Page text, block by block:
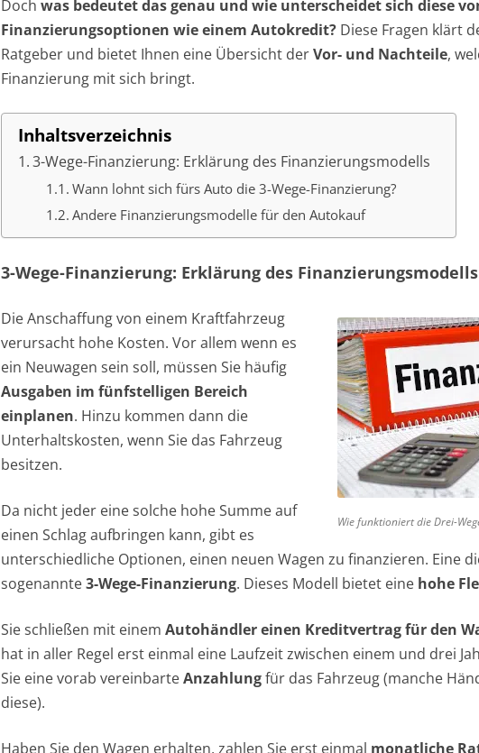
Doch was bedeutet das genau und wie unterscheidet sich diese
Finanzierungsoptionen wie einem Autokredit? Diese Fragen klärt
Ratgeber und bietet Ihnen eine Übersicht derVor- und Nachteile,
Finanzierung mit sich bringt.
Inhaltsverzeichnis
3-Wege-Finanzierung: Erklärung des Finanzierungsmodells
Wann lohnt sich fürs Auto die 3-Wege-Finanzierung?
Andere Finanzierungsmodelle für den Autokauf
3-Wege-Finanzierung: Erklärung des Finanzierungsmodells
Wie funktioniert die Drei-
Die Anschaffung von einem Kraftfahrzeug
verursacht hohe Kosten. Vor allem wenn es
ein Neuwagen sein soll, müssen Sie häufig
Ausgaben im fünfstelligen Bereich
einplanen. Hinzu kommen dann die
Unterhaltskosten, wenn Sie das Fahrzeug
besitzen.
Da nicht jeder eine solche hohe Summe auf
einen Schlag aufbringen kann, gibt es
unterschiedliche Optionen, einen neuen Wagen zu finanzieren. Eine
sogenannte3-Wege-Finanzierung. Dieses Modell bietet eine hohe
Sie schließen mit einem Autohändler einen Kreditvertrag für den
hat in aller Regel erst einmal eine Laufzeit zwischen einem und drei
Sie eine vorab vereinbarteAnzahlungfür das Fahrzeug (manche
diese).
Haben Sie den Wagen erhalten, zahlen Sie erst einmal monatliche